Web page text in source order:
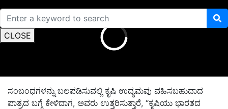
CLOSE
ಸಂಬಂಧಗಳನ್ನು ಬಲಪಡಿಸುವಲ್ಲಿ ಕೃಷಿ ಉದ್ಯಮವು ವಹಿಸಬಹುದಾದ
ಪಾತ್ರದ ಬಗ್ಗೆ ಕೇಳಿದಾಗ, ಅವರು ಉತ್ತರಿಸುತ್ತಾರೆ, “ಕೃಷಿಯು ಭಾರತದ